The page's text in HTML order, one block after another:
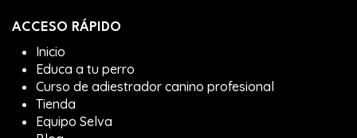
ACCESO RÁPIDO
Inicio
Educa a tu perro
Curso de adiestrador canino profesional
Tienda
Equipo Selva